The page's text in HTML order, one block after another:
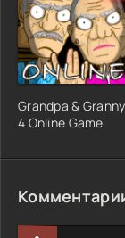
Grandpa & Granny
4 Online Game